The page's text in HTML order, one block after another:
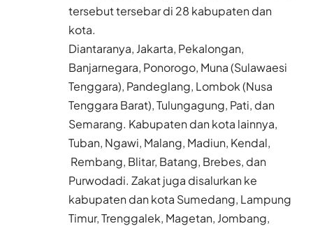
tersebut tersebar di 28 kabupaten dan
kota.
Diantaranya, Jakarta, Pekalongan,
Banjarnegara, Ponorogo, Muna (Sulawaesi
Tenggara), Pandeglang, Lombok (Nusa
Tenggara Barat), Tulungagung, Pati, dan
Semarang. Kabupaten dan kota lainnya,
Tuban, Ngawi, Malang, Madiun, Kendal,
Rembang, Blitar, Batang, Brebes, dan
Purwodadi. Zakat juga disalurkan ke
kabupaten dan kota Sumedang, Lampung
Timur, Trenggalek, Magetan, Jombang,